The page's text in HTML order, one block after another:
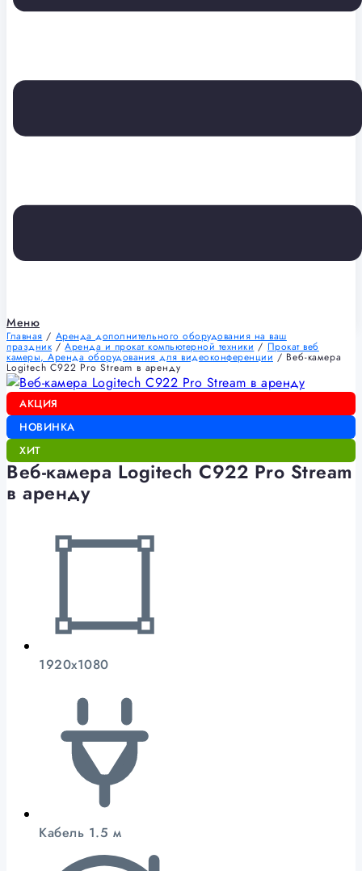
Меню
Главная / Аренда дополнительного оборудования на ваш
праздник /Аренда и прокат компьютерной техники / Прокат веб
камеры, Аренда оборудования для видеоконференции/ Веб-камера
Logitech C922 Pro Stream в аренду
АКЦИЯ
НОВИНКА
ХИТ
Веб-камера Logitech C922 Pro Stream
в аренду
1920x1080
Кабель 1.5 м